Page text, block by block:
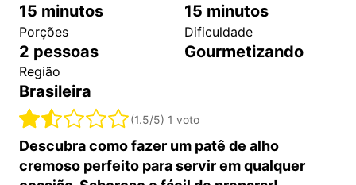
15 minutos 15 minutos
Porções
2 pessoas
Dificuldade
Gourmetizando
Região
Brasileira
(1.5/5) 1 voto
Descubra como fazer um patê de alho
cremoso perfeito para servir em qualquer